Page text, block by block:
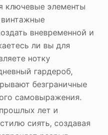
ключевые элементы
вневременной и
ли вы для
нотку
гардероб,
безграничные
самовыражения.
лет и
сиять, создавая